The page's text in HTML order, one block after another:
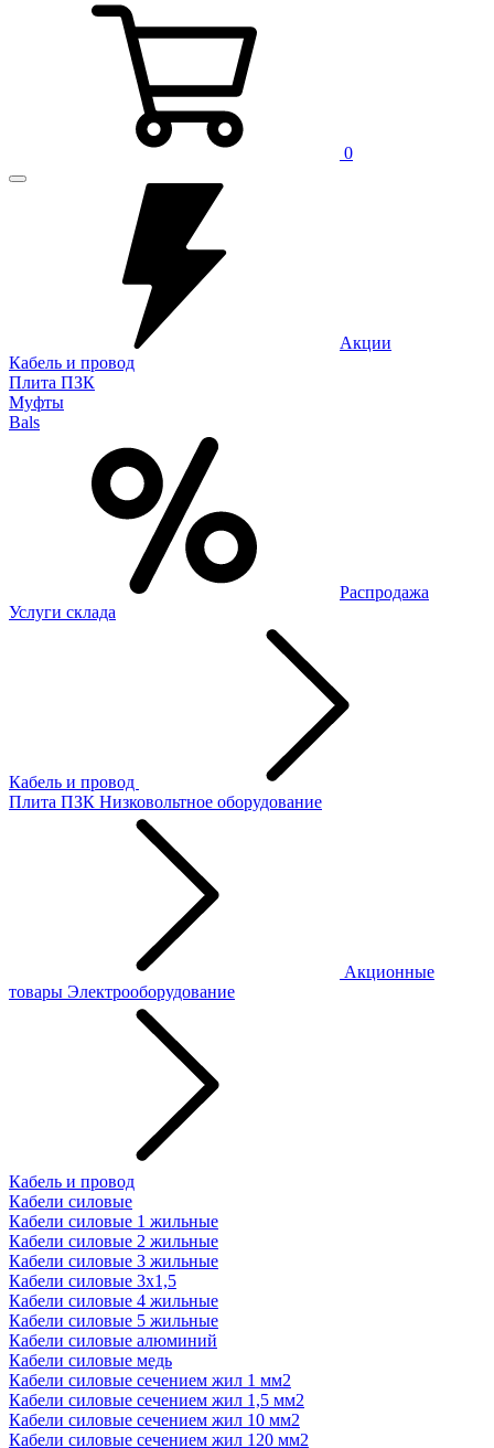
0
Акции
Кабель и провод
Плита ПЗК
Муфты
Bals
Распродажа
Услуги склада
Кабель и провод
Плита ПЗК Низковольтное оборудование
Акционные
товары Электрооборудование
Кабель и провод
Кабели силовые
Кабели силовые 1 жильные
Кабели силовые 2 жильные
Кабели силовые 3 жильные
Кабели силовые 3х1,5
Кабели силовые 4 жильные
Кабели силовые 5 жильные
Кабели силовые алюминий
Кабели силовые медь
Кабели силовые сечением жил 1 мм2
Кабели силовые сечением жил 1,5 мм2
Кабели силовые сечением жил 10 мм2
Кабели силовые сечением жил 120 мм2